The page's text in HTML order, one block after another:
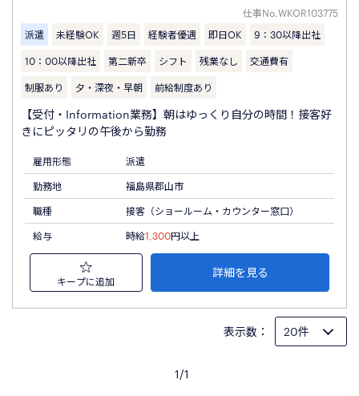
仕事No.WKOR103775
派遣
未経験OK 週5日 経験者優遇 即日OK 9：30以降出社
10：00以降出社 第二新卒 シフト 残業なし 交通費有
制服あり 夕・深夜・早朝 前給制度あり
【受付・Information業務】朝はゆっくり自分の時間！接客好
きにピッタリの午後から勤務
雇用形態 派遣
勤務地 福島県郡山市
職種 接客（ショールーム・カウンター窓口）
給与 時給1,300円以上
キープに追加
詳細を見る
表示数：
1/1